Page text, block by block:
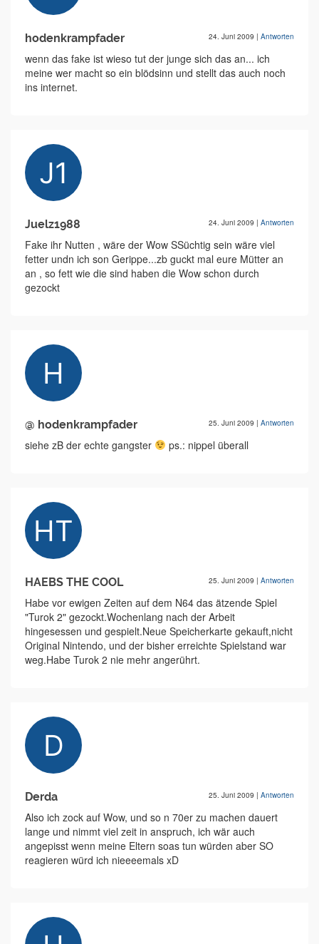
hodenkrampfader 24. Juni 2009 | Antworten
wenn das fake ist wieso tut der junge sich das an... ich
meine wer macht so ein blödsinn und stellt das auch noch
ins internet.
Juelz1988 24. Juni 2009 | Antworten
Fake ihr Nutten , wäre der Wow SSüchtig sein wäre viel
fetter undn ich son Gerippe...zb guckt mal eure Mütter an
an , so fett wie die sind haben die Wow schon durch
gezockt
@ hodenkrampfader 25. Juni 2009 | Antworten
siehe zB der echte gangster ps.: nippel überall
HAEBS THE COOL 25. Juni 2009 | Antworten
Habe vor ewigen Zeiten auf dem N64 das ätzende Spiel
"Turok 2" gezockt.Wochenlang nach der Arbeit
hingesessen und gespielt.Neue Speicherkarte gekauft,nicht
Original Nintendo, und der bisher erreichte Spielstand war
weg.Habe Turok 2 nie mehr angerührt.
Derda 25. Juni 2009 | Antworten
Also ich zock auf Wow, und so n 70er zu machen dauert
lange und nimmt viel zeit in anspruch, ich wär auch
angepisst wenn meine Eltern soas tun würden aber SO
reagieren würd ich nieeeemals xD